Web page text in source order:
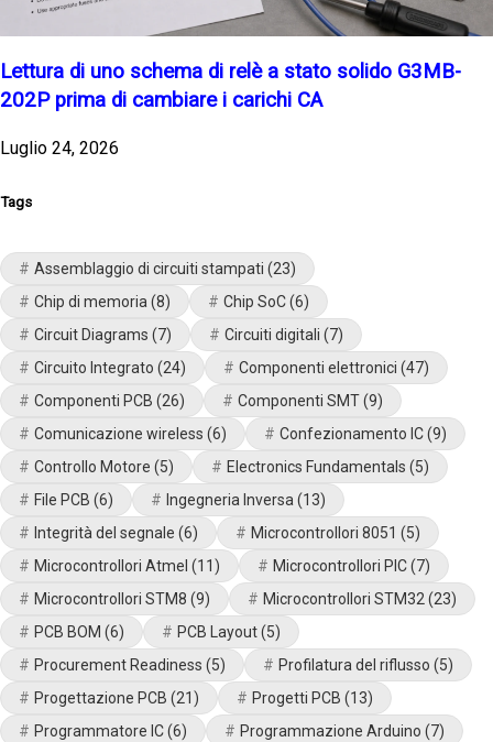
Lettura di uno schema di relè a stato solido G3MB-
202P prima di cambiare i carichi CA
Luglio 24, 2026
Tags
Assemblaggio di circuiti stampati (23)
Chip di memoria (8) Chip SoC(6)
Circuit Diagrams (7) Circuiti digitali (7)
Circuito Integrato (24) Componenti elettronici (47)
Componenti PCB (26) Componenti SMT(9)
Comunicazione wireless (6) Confezionamento IC(9)
Controllo Motore (5) Electronics Fundamentals (5)
File PCB (6) Ingegneria Inversa (13)
Integrità del segnale (6) Microcontrollori 8051 (5)
Microcontrollori Atmel (11) Microcontrollori PIC(7)
Microcontrollori STM8 (9) Microcontrollori STM32 (23)
PCB BOM (6) PCB Layout(5)
Procurement Readiness (5) Profilatura del riflusso (5)
Progettazione PCB (21) Progetti PCB (13)
Programmatore IC(6) Programmazione Arduino (7)